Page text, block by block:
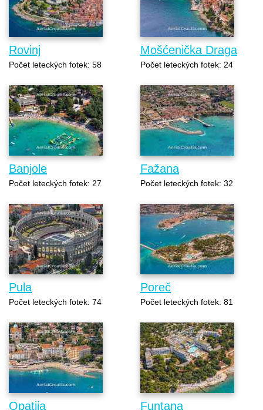
Rovinj
Počet leteckých fotek: 58
Mošćenička Draga
Počet leteckých fotek: 24
Banjole
Počet leteckých fotek: 27
Fažana
Počet leteckých fotek: 32
Pula
Počet leteckých fotek: 74
Poreč
Počet leteckých fotek: 81
Opatija Funtana